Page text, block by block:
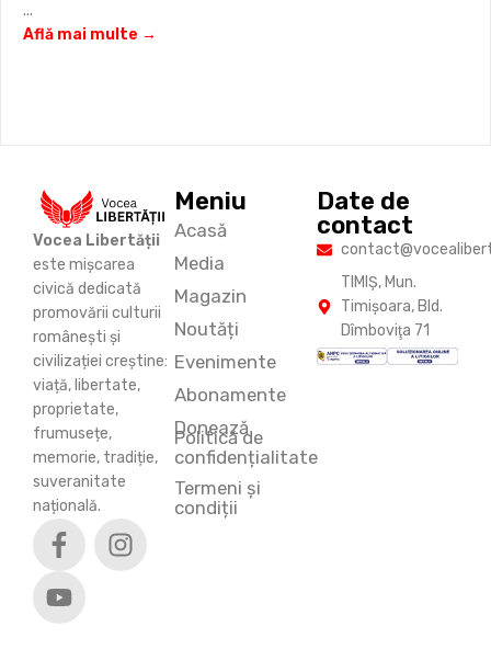
...
Află mai multe →
Vocea Libertății
este mișcarea
civică dedicată
promovării culturii
românești și
civilizației creștine:
viață, libertate,
proprietate,
frumusețe,
memorie, tradiție,
suveranitate
națională.
Meniu
Acasă
Media
Magazin
Noutăți
Evenimente
Abonamente
Donează
Politică de
confidențialitate
Termeni și
condiții
Date de
contact
TIMIŞ, Mun.
Timişoara, Bld.
Dîmboviţa 71